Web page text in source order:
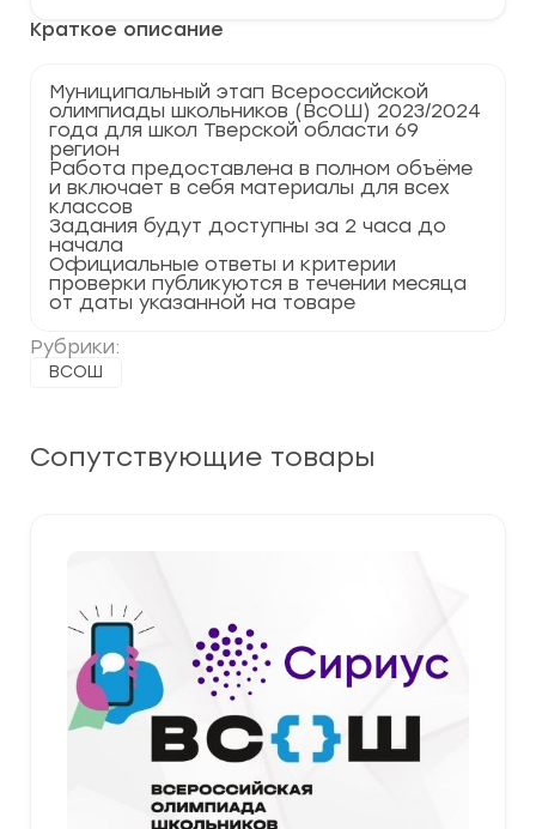
Краткое описание
Муниципальный этап Всероссийской
олимпиады школьников (ВсОШ) 2023/2024
года для школ Тверской области 69
регион
Работа предоставлена в полном объёме
и включает в себя материалы для всех
классов
Задания будут доступны за 2 часа до
начала
Официальные ответы и критерии
проверки публикуются в течении месяца
от даты указанной на товаре
Рубрики:
ВСОШ
этап
по
2024
г.
Тверская
область
69
регион
Сопутствующие товары